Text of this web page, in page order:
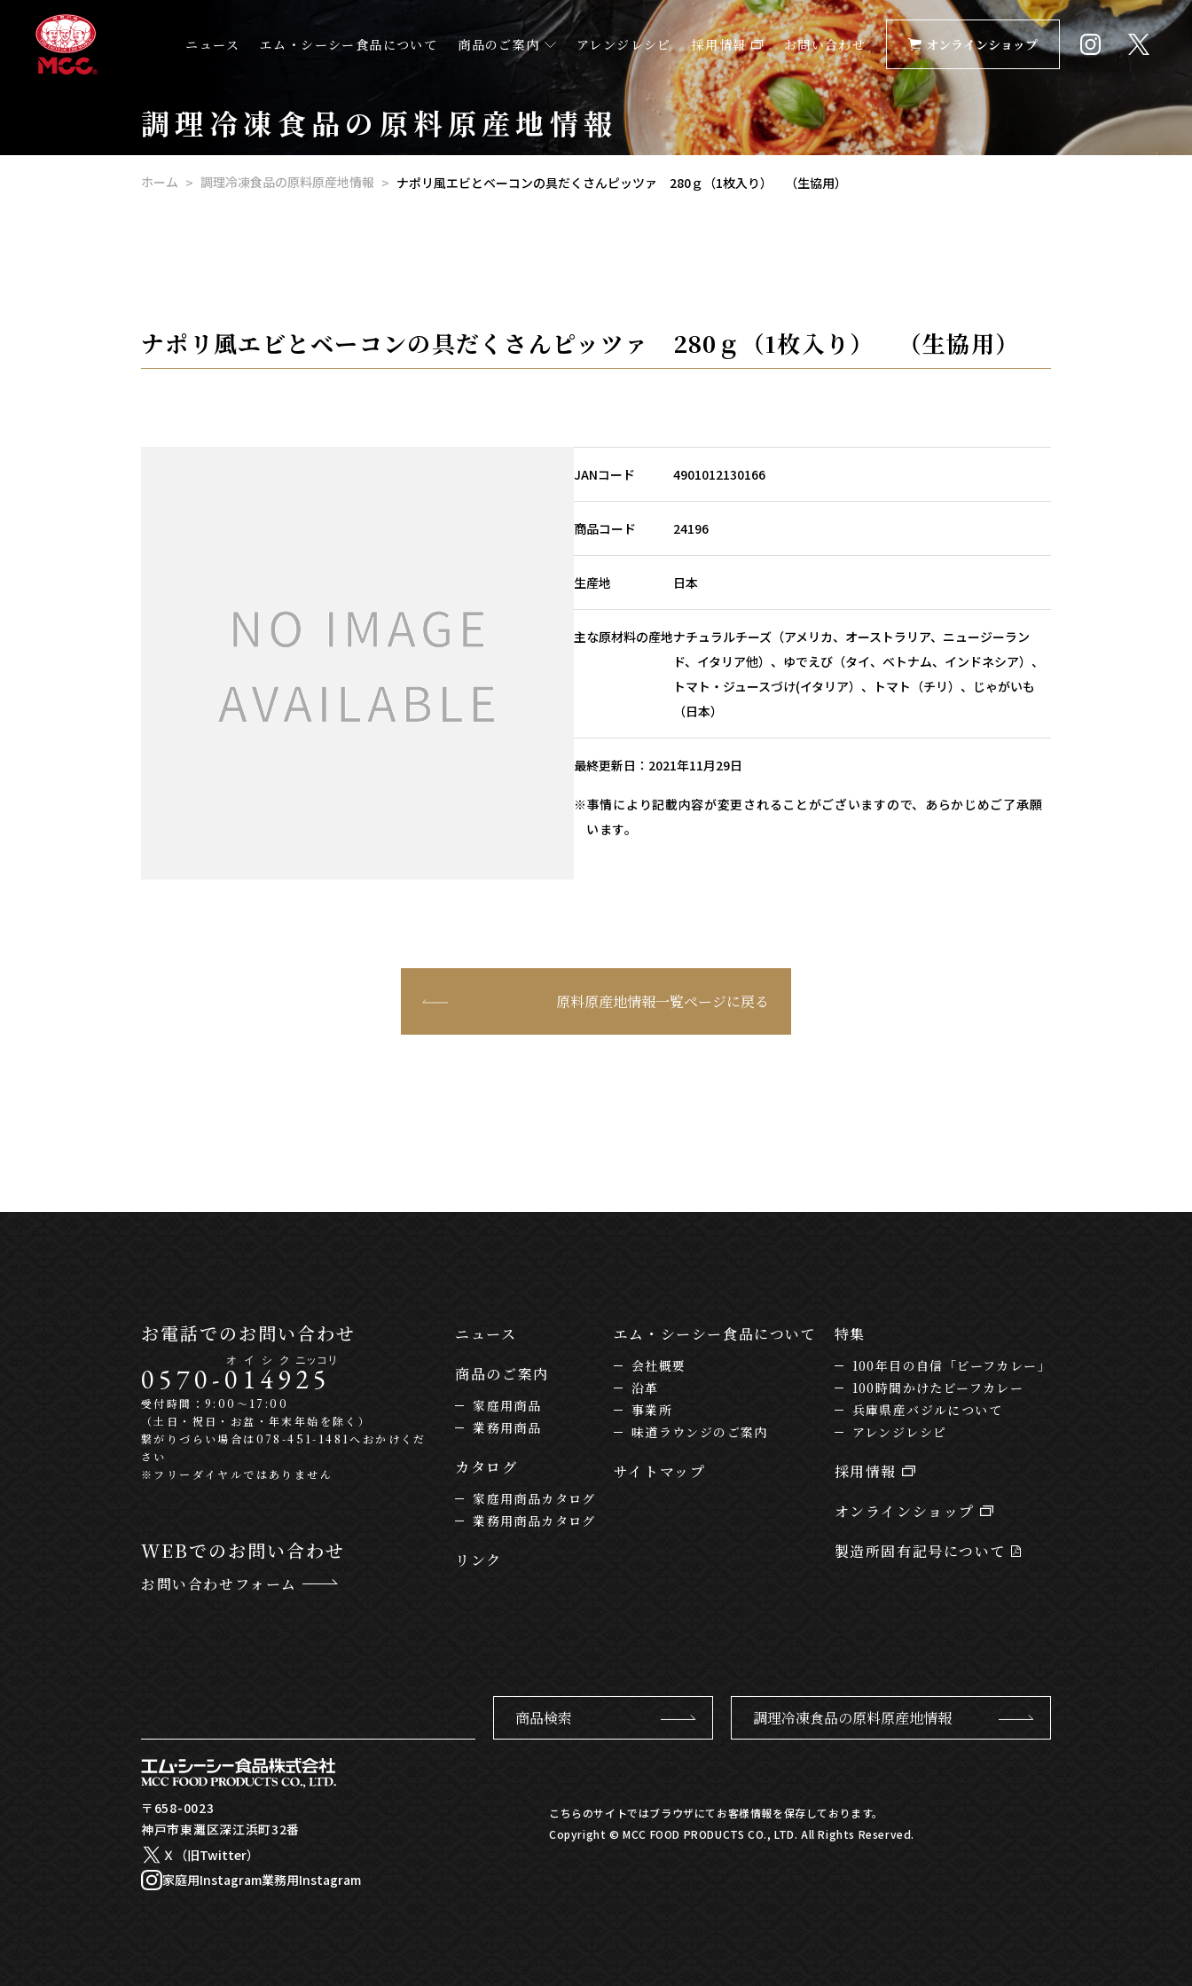
ニュース エム・シーシー食品について 商品のご案内 アレンジレシピ 採用情報 お問い合わせ オンラインショップ
調理冷凍食品の原料原産地情報
ホーム 調理冷凍食品の原料原産地情報 ナポリ風エビとベーコンの具だくさんピッツァ 280ｇ（1枚入り） （生協用）
ナポリ風エビとベーコンの具だくさんピッツァ 280ｇ（1枚入り） （生協用）
JANコード 4901012130166
商品コード 24196
生産地 日本
主な原材料の産地ナチュラルチーズ（アメリカ、オーストラリア、ニュージーラン
ド、イタリア他）、ゆでえび（タイ、ベトナム、インドネシア）、
トマト・ジュースづけ(イタリア）、トマト（チリ）、じゃがいも
（日本）
最終更新日 2021年11月29日
事情により記載内容が変更されることがございますので、あらかじめご了承願
います。
原料原産地情報一覧ページに戻る
お電話でのお問い合わせ
0570-0 1 4925
受付時間：9:00〜17:00
（土日・祝日・お盆・年末年始を除く）
繋がりづらい場合は078-451-1481へおかけくだ
さい
※フリーダイヤルではありません
WEBでのお問い合わせ
お問い合わせフォーム
ニュース
商品のご案内
家庭用商品
業務用商品
カタログ
家庭用商品カタログ
業務用商品カタログ
リンク
エム・シーシー食品について
会社概要
沿革
事業所
味道ラウンジのご案内
サイトマップ
特集
100年目の自信「ビーフカレー」
100時間かけたビーフカレー
兵庫県産バジルについて
アレンジレシピ
採用情報
オンラインショップ
製造所固有記号について
商品検索 調理冷凍食品の原料原産地情報
〒658-0023
神戸市東灘区深江浜町32番
Ｘ（旧Twitter）
家庭用Instagram業務用Instagram
こちらのサイトではブラウザにてお客様情報を保存しております。
Copyright © MCC FOOD PRODUCTS CO., LTD. All Rights Reserved.